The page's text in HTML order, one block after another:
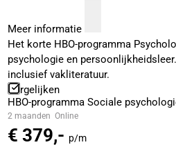
Meer informatie
Het korte HBO-programma
psychologie en
inclusief vakliteratuur.
Vergelijken
HBO-programma Sociale
2 maanden Online
€ 379,- p/m